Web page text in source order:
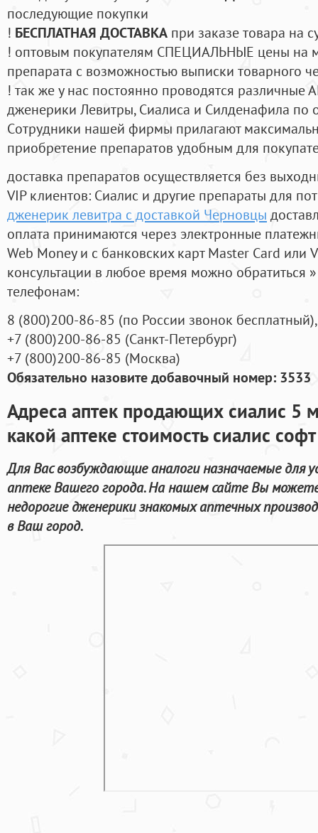
последующие покупки
! БЕСПЛАТНАЯ ДОСТАВКА при заказе товара на
! оптовым покупателям СПЕЦИАЛЬНЫЕ цены на
препарата с возможностью выписки товарного
! так же у нас постоянно проводятся
дженерики Левитры, Сиалиса и Силденафила по
Cотрудники нашей фирмы прилагают
приобретение препаратов удобным для
доставка препаратов осуществляется без
VIP клиентов: Сиалис и другие препараты для
дженерик левитра с доставкой Черновцы
оплата принимаются через электронные
Web Money и с банковских карт Master Card или
консультации в любое время можно обратиться
телефонам:
8 (800)200-86-85 (по России звонок бесплатный),
+7 (800)200-86-85 (Санкт-Петербург)
+7 (800)200-86-85 (Москва)
Обязательно назовите добавочный номер: 3533
Адреса аптек продающих сиалис 5
какой аптеке стоимость сиалис софт
Для Вас возбуждающие аналоги назначаемые для
аптеке Вашего города. На нашем сайте Вы
недорогие дженерики знакомых аптечных
в Ваш город.